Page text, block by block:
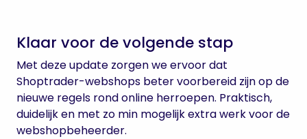
Klaar voor de volgende stap
Met deze update zorgen we ervoor dat
Shoptrader-webshops beter voorbereid zijn op de
nieuwe regels rond online herroepen. Praktisch,
duidelijk en met zo min mogelijk extra werk voor de
webshopbeheerder.